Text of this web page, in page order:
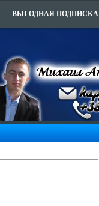
ВЫГОДНАЯ ПОДПИСКА